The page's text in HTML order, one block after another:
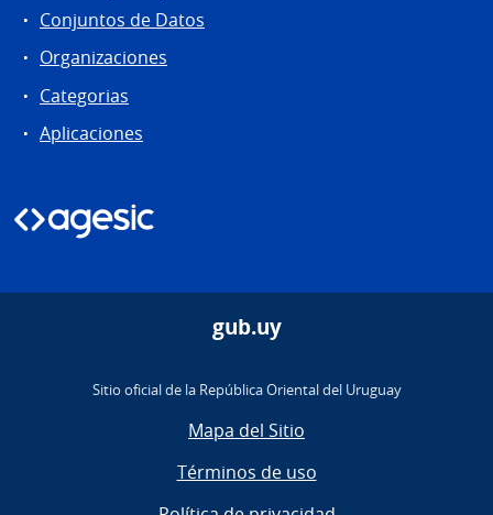
Conjuntos de Datos
Organizaciones
Categorias
Aplicaciones
gub.uy
Sitio oficial de la República Oriental del Uruguay
Mapa del Sitio
Términos de uso